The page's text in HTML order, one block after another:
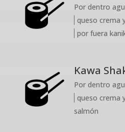
Por dentro
queso crema
por fuera
Kawa
Por dentro
queso crema
salmón